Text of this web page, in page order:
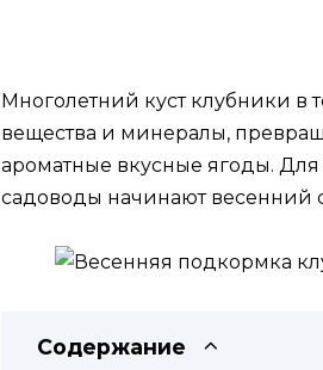
Многолетний куст клубники в
вещества и минералы,
ароматные вкусные ягоды. Для
садоводы начинают весенний
Содержание